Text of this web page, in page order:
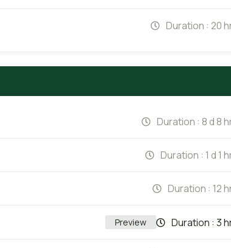
Duration : 20
Duration : 8 d 8
Duration : 1 d 1
Duration : 12
Preview Duration : 3